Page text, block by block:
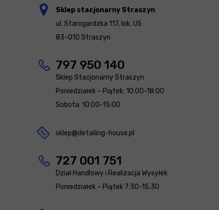
Sklep stacjonarny Straszyn
ul. Starogardzka 117, lok. U5
83-010 Straszyn
797 950 140
Sklep Stacjonarny Straszyn
Poniedziałek – Piątek: 10:00-18:00
Sobota: 10:00-15:00
sklep@detailing-house.pl
727 001 751
Dział Handlowy i Realizacja Wysyłek
Poniedziałek – Piątek 7:30-15.30